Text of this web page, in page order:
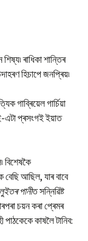
ৰাধিকা শান্তিৰ
হিচাপে জনপ্ৰিয়৷
গাব্ৰিয়েল গাৰ্চিয়া
এটা প্ৰসংগই ইয়াত
আছিল, যাৰ বাবে
পানীত সন্নিৱিষ্ট
চয়ন কৰা প্ৰেমৰ
কাষলৈ টানিব: